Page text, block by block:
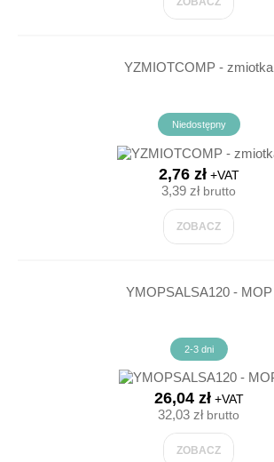
YZMIOTCOMP - zmiotka
Niedostępny
2,76 zł+VAT
3,39 złbrutto
ZOBACZ
YMOPSALSA120 - MOP
2-3 dni
26,04 zł+VAT
32,03 złbrutto
ZOBACZ